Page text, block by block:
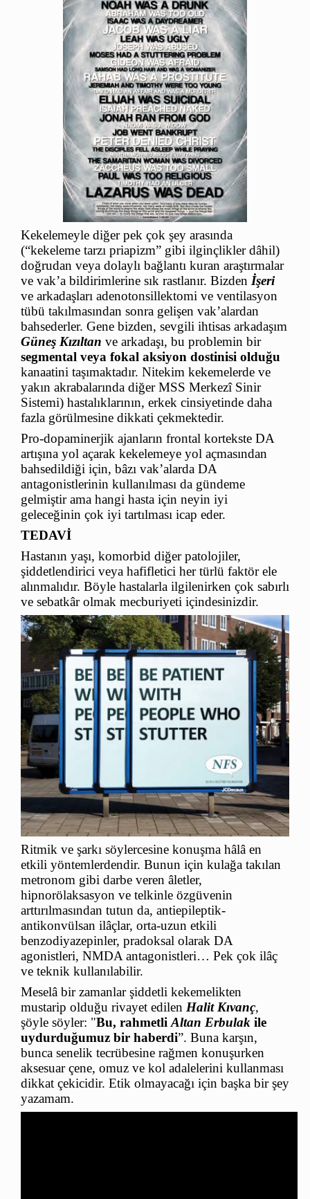
Kekelemeyle diğer pek çok şey arasında
(“kekeleme tarzı priapizm” gibi ilginçlikler dâhil)
doğrudan veya dolaylı bağlantı kuran araştırmalar
ve vak’a bildirimlerine sık rastlanır. Bizden İşeri
ve arkadaşları adenotonsillektomi ve ventilasyon
tübü takılmasından sonra gelişen vak’alardan
bahsederler. Gene bizden, sevgili ihtisas arkadaşım
Güneş Kızıltan ve arkadaşı, bu problemin bir
segmental veya fokal aksiyon dostinisi olduğu
kanaatini taşımaktadır. Nitekim kekemelerde ve
yakın akrabalarında diğer MSS Merkezî Sinir
Sistemi) hastalıklarının, erkek cinsiyetinde daha
fazla görülmesine dikkati çekmektedir.
Pro-dopaminerjik ajanların frontal kortekste DA
artışına yol açarak kekelemeye yol açmasından
bahsedildiği için, bâzı vak’alarda DA
antagonistlerinin kullanılması da gündeme
gelmiştir ama hangi hasta için neyin iyi
geleceğinin çok iyi tartılması icap eder.
TEDAVİ
Hastanın yaşı, komorbid diğer patolojiler,
şiddetlendirici veya hafifletici her türlü faktör ele
alınmalıdır. Böyle hastalarla ilgilenirken çok sabırlı
ve sebatkâr olmak mecburiyeti içindesinizdir.
Ritmik ve şarkı söylercesine konuşma hâlâ en
etkili yöntemlerdendir. Bunun için kulağa takılan
metronom gibi darbe veren âletler,
hipnorölaksasyon ve telkinle özgüvenin
arttırılmasından tutun da, antiepileptik-
antikonvülsan ilâçlar, orta-uzun etkili
benzodiyazepinler, pradoksal olarak DA
agonistleri, NMDA antagonistleri… Pek çok ilâç
ve teknik kullanılabilir.
Meselâ bir zamanlar şiddetli kekemelikten
mustarip olduğu rivayet edilen Halit Kıvanç,
şöyle söyler: "Bu, rahmetli Altan Erbulak ile
uydurduğumuz bir haberdi”. Buna karşın,
bunca senelik tecrübesine rağmen konuşurken
aksesuar çene, omuz ve kol adalelerini kullanması
dikkat çekicidir. Etik olmayacağı için başka bir şey
yazamam.